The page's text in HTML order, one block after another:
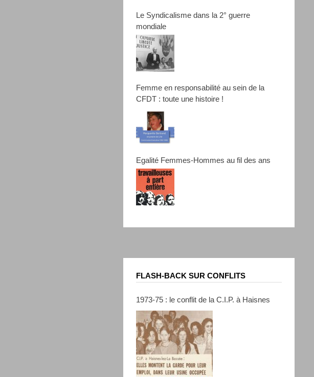
Le Syndicalisme dans la 2° guerre
mondiale
Femme en responsabilité au sein de la
CFDT : toute une histoire !
Egalité Femmes-Hommes au fil des ans
FLASH-BACK SUR CONFLITS
1973-75 : le conflit de la C.I.P. à Haisnes